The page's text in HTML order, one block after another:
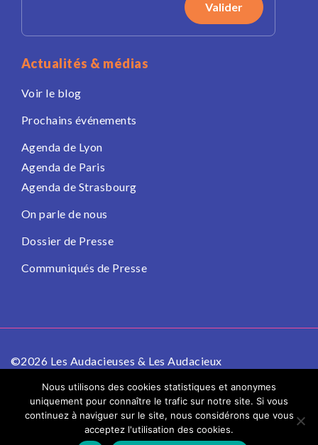
Actualités & médias
Voir le blog
Prochains événements
Agenda de Lyon
Agenda de Paris
Agenda de Strasbourg
On parle de nous
Dossier de Presse
Communiqués de Presse
©2026 Les Audacieuses & Les Audacieux
Politique de confidentialité
Mentions légales
Nous utilisons des cookies statistiques et anonymes
uniquement pour connaître le trafic sur notre site. Si vous
continuez à naviguer sur le site, nous considérons que vous
acceptez l'utilisation des cookies.